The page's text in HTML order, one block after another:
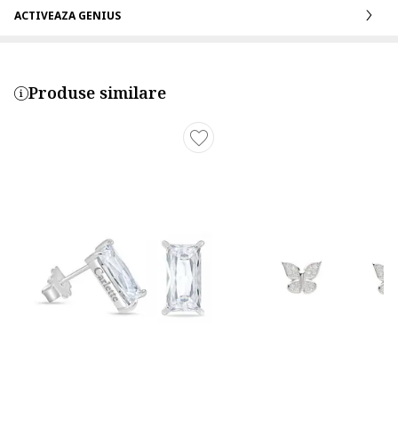
ACTIVEAZA GENIUS
Produse similare